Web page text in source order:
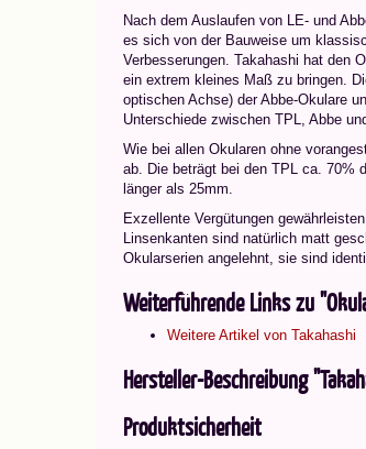
Nach dem Auslaufen von LE- und
es sich von der Bauweise um
Verbesserungen. Takahashi hat den
ein extrem kleines Maß zu bringen.
optischen Achse) der Abbe-Okulare
Unterschiede zwischen TPL, Abbe
Wie bei allen Okularen ohne
ab. Die beträgt bei den TPL ca. 70%
länger als 25mm.
Exzellente Vergütungen
Linsenkanten sind natürlich matt
Okularserien angelehnt, sie sind
Weiterführende Links zu
Weitere Artikel von Takahashi
Hersteller-Beschreibung
Produktsicherheit